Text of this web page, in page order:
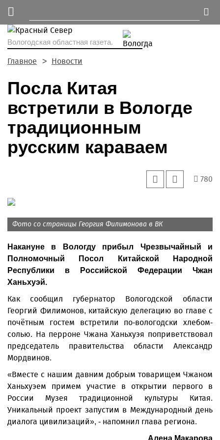
Вологодская областная газета.
Главное Новости
Посла Китая
встретили в Вологде
традиционным
русским караваем
780
Фото со страницы Георгия Филимонова в ВК
Накануне в Вологду прибыл Чрезвычайный и
Полномочный Посол Китайской Народной
Республики в Российской Федерации Чжан
Ханьхуэй.
Как сообщил губернатор Вологодской области
Георгий Филимонов, китайскую делегацию во главе с
почётным гостем встретили по-вологодски хлебом-
солью. На перроне Чжана Ханьхуэя поприветствовал
председатель правительства области Александр
Мордвинов.
«Вместе с нашим давним добрым товарищем Чжаном
Ханьхуэем примем участие в открытии первого в
России Музея традиционной культуры Китая.
Уникальный проект запустим в Международный день
диалога цивилизаций», - напомнил глава региона.
Алена Макарова